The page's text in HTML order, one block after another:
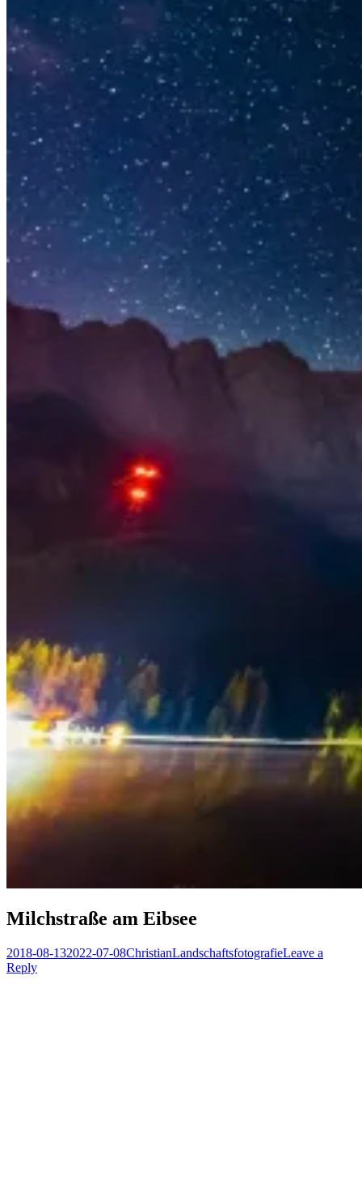
Milchstraße am Eibsee
Posted
on
2018-08-132022-07-08Author
ChristianPosted
LandschaftsfotografieLeave a
Reply